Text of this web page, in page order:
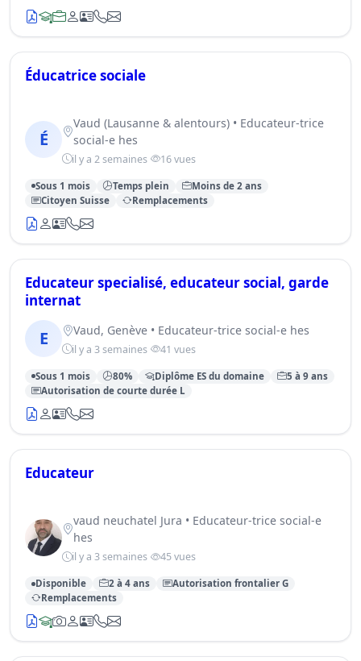
Éducatrice sociale
É
Vaud (Lausanne & alentours) • Educateur-trice
social-e hes
il y a 2 semaines 16 vues
Sous 1 mois Temps plein
Moins de 2 ans
Citoyen Suisse
Remplacements
Educateur specialisé, educateur social, garde
internat
E Vaud, Genève • Educateur-trice social-e hes
il y a 3 semaines 41 vues
Sous 1 mois 80% Diplôme ES du domaine
5 à 9 ans
Autorisation de courte durée L
Educateur
vaud neuchatel Jura • Educateur-trice social-e
hes
il y a 3 semaines 45 vues
Disponible 2 à 4 ans
Autorisation frontalier G
Remplacements